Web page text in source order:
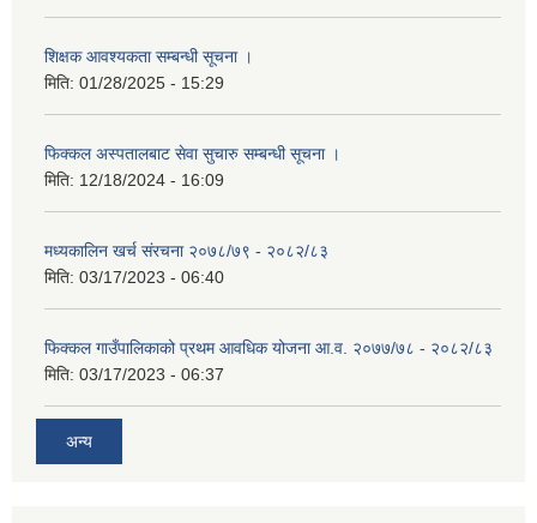
शिक्षक आवश्यकता सम्बन्धी सूचना ।
मिति: 01/28/2025 - 15:29
फिक्कल अस्पतालबाट सेवा सुचारु सम्बन्धी सूचना ।
मिति: 12/18/2024 - 16:09
मध्यकालिन खर्च संरचना २०७८/७९ - २०८२/८३
मिति: 03/17/2023 - 06:40
फिक्कल गाउँपालिकाको प्रथम आवधिक योजना आ.व. २०७७/७८ - २०८२/८३
मिति: 03/17/2023 - 06:37
अन्य